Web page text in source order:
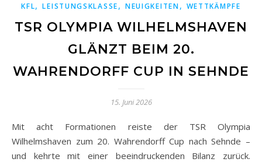
KFL,LEISTUNGSKLASSE, NEUIGKEITEN, WETTKÄMPFE
TSR OLYMPIA WILHELMSHAVEN
GLÄNZT BEIM 20.
WAHRENDORFF CUP IN SEHNDE
15. Juni 2026
Mit acht Formationen reiste der TSR Olympia
Wilhelmshaven zum 20. Wahrendorff Cup nach Sehnde –
und kehrte mit einer beeindruckenden Bilanz zurück.